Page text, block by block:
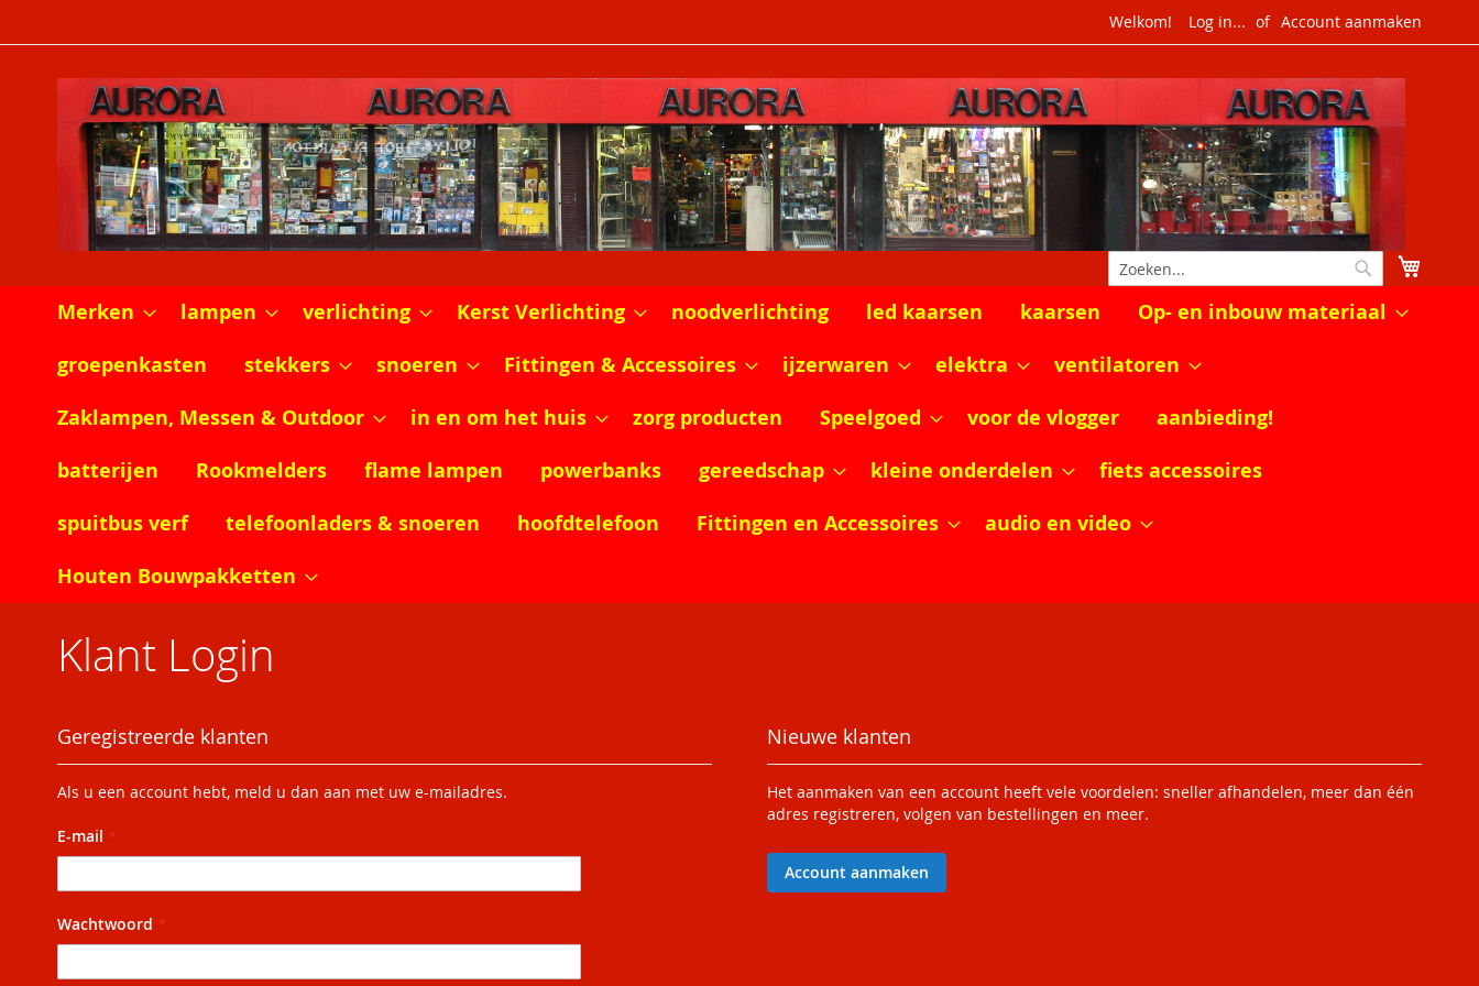
naar
inhoud
Welkom! Log in... Account aanmaken
Zoek
Merken lampen verlichting Kerst Verlichting noodverlichting led kaarsen kaarsen
Op- en inbouw materiaal
groepenkasten
stekkers snoeren Fittingen & Accessoires ijzerwaren elektra
ventilatoren
Zaklampen, Messen & Outdoor
in en om het huis zorg producten Speelgoed voor de vlogger
aanbieding!
batterijen
Rookmelders flame lampen powerbanks gereedschap kleine onderdelen
fiets accessoires
spuitbus verf
telefoonladers & snoeren hoofdtelefoon Fittingen en Accessoires
audio en video
Houten Bouwpakketten
Klant Login
Geregistreerde klanten
Als u een account hebt, meld u dan aan met uw e-mailadres.
E-mail
Wachtwoord
Nieuwe klanten
Het aanmaken van een account heeft vele voordelen: sneller afhandelen, meer dan één
adres registreren, volgen van bestellingen en meer.
Account aanmaken